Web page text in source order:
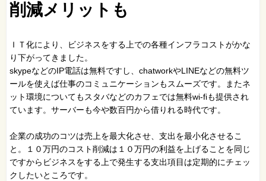
削減メリットも
ＩＴ化により、ビジネスをする上での各種インフラコストがかな
り下がってきました。
skypeなどのIP電話は無料ですし、chatworkやLINEなどの無料ツ
ールを使えば仕事のコミュニケーションもスムーズです。またネ
ット環境についてもスタバなどのカフェでは無料wi-fiも提供され
ています。サーバーも今や数百円から借りれる時代です。
企業の成功のコツは売上を最大化させ、支出を最小化させるこ
と。１０万円のコスト削減は１０万円の利益を上げることを同じ
ですからビジネスをする上で発生する支出項目は定期的にチェッ
クしたいところです。